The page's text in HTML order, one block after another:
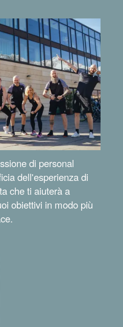
di personal
dell'esperienza di
che ti aiuterà a
obiettivi in modo più